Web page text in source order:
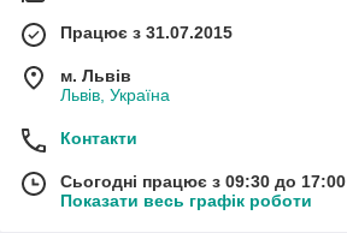
Працює з 31.07.2015
м. Львів
Львів, Україна
Контакти
Сьогодні працює з 09:30 до 17:00
Показати весь графік роботи